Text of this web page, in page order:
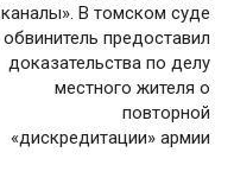
каналы». В томском суде
обвинитель предоставил
доказательства по делу
местного жителя о
повторной
«дискредитации» армии